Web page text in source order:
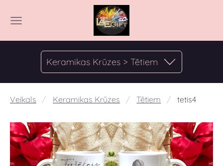
Keramikas Krūzes > Tētiem
Veikals Keramikas Krūzes Tētiem tetis4